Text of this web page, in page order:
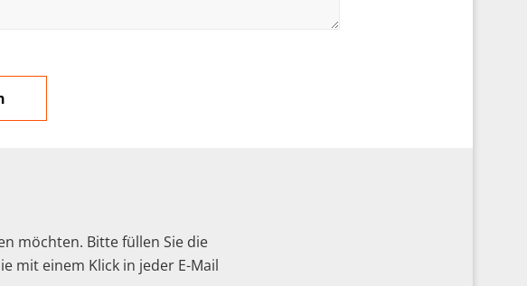
möchten. Bitte füllen Sie die
mit einem Klick in jeder E-Mail